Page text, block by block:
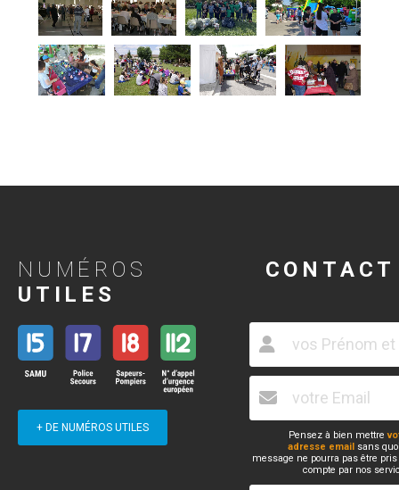
NUMÉROS
UTILES
+ DE NUMÉROS UTILES
CONTACT
Pensez à bien mettre
adresse email sans
message ne pourra pas être
compte par nos